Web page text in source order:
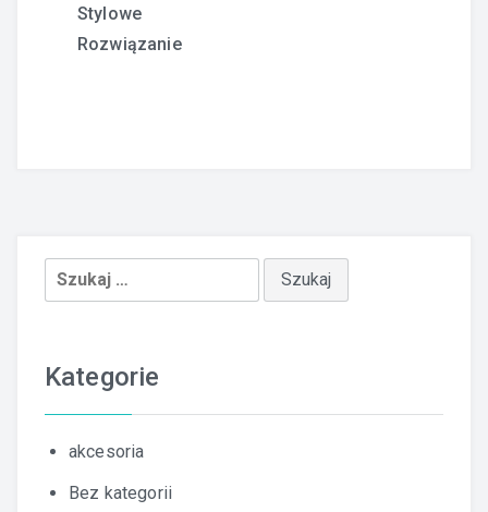
Stylowe
Rozwiązanie
Szukaj:
Kategorie
akcesoria
Bez kategorii